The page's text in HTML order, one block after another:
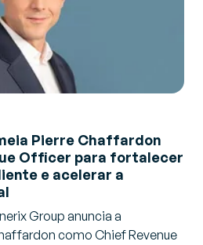
Pierre Chaffardon
Officer para fortalecer
e acelerar a
Group anuncia a
como Chief Revenue